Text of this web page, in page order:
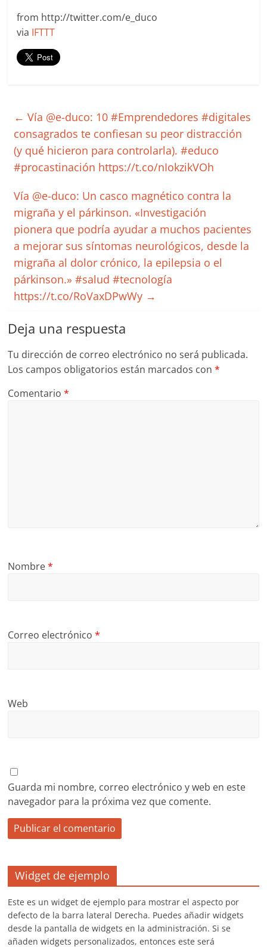
from http://twitter.com/e_duco
via IFTTT
← Vía @e-duco: 10 #Emprendedores #digitales
consagrados te confiesan su peor distracción
(y qué hicieron para controlarla). #educo
#procastinación https://t.co/nIokzikVOh
Vía @e-duco: Un casco magnético contra la
migraña y el párkinson. «Investigación
pionera que podría ayudar a muchos pacientes
a mejorar sus síntomas neurológicos, desde la
migraña al dolor crónico, la epilepsia o el
párkinson.» #salud #tecnología
https://t.co/RoVaxDPwWy →
Deja una respuesta
Tu dirección de correo electrónico no será publicada.
Los campos obligatorios están marcados con*
Comentario*
Nombre*
Correo electrónico*
Web
Guarda mi nombre, correo electrónico y web en este
navegador para la próxima vez que comente.
Widget de ejemplo
Este es un widget de ejemplo para mostrar el aspecto por
defecto de la barra lateral Derecha. Puedes añadir widgets
desde la pantalla de widgets en la administración. Si se
añaden widgets personalizados, entonces este será